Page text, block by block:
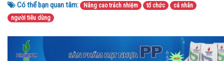
Có thể bạn quan tâm: Nâng cao trách nhiệm tổ chức
cá nhân
người tiêu dùng